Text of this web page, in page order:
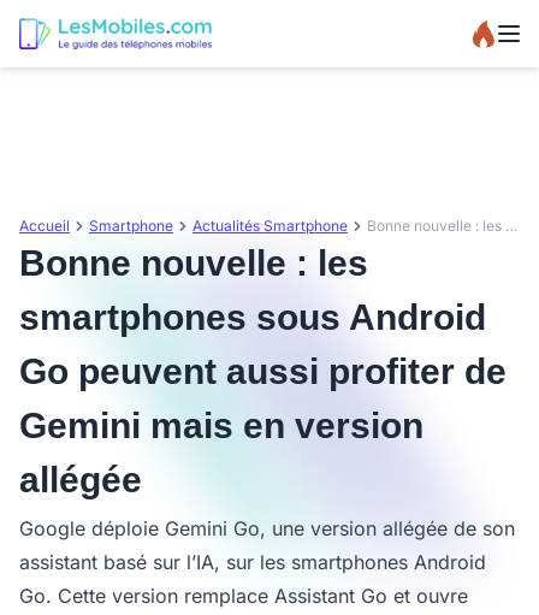
Accueil Smartphone Actualités Smartphone Bonne nouvelle : les smartphones sous Android Go peuvent aussi profiter de Gemini mais en version allégée
Bonne nouvelle : les
smartphones sous Android
Go peuvent aussi profiter de
Gemini mais en version
allégée
Google déploie Gemini Go, une version allégée de son
assistant basé sur l’IA, sur les smartphones Android
Go. Cette version remplace Assistant Go et ouvre